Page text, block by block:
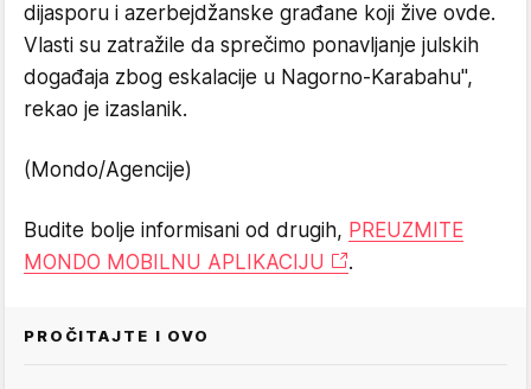
dijasporu i azerbejdžanske građane koji žive ovde.
Vlasti su zatražile da sprečimo ponavljanje julskih
događaja zbog eskalacije u Nagorno-Karabahu",
rekao je izaslanik.
(Mondo/Agencije)
Budite bolje informisani od drugih, PREUZMITE
MONDO MOBILNU APLIKACIJU
.
PROČITAJTE I OVO